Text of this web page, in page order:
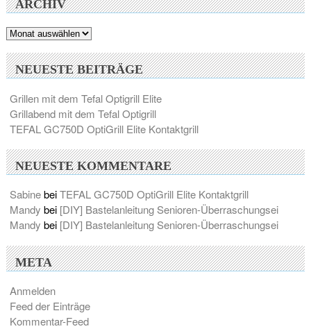
ARCHIV
Archiv
NEUESTE BEITRÄGE
Grillen mit dem Tefal Optigrill Elite
Grillabend mit dem Tefal Optigrill
TEFAL GC750D OptiGrill Elite Kontaktgrill
NEUESTE KOMMENTARE
SabinebeiTEFAL GC750D OptiGrill Elite Kontaktgrill
Mandy bei [DIY] Bastelanleitung Senioren-Überraschungsei
Mandy bei [DIY] Bastelanleitung Senioren-Überraschungsei
META
Anmelden
Feed der Einträge
Kommentar-Feed